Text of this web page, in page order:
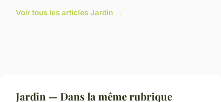
Voir tous les articles Jardin →
Jardin — Dans la même rubrique